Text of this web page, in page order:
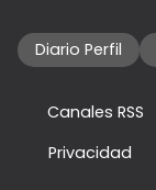
Diario Perfil
Canales RSS
Privacidad